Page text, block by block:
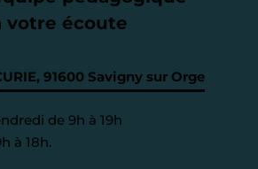
votre écoute
91600 Savigny sur Orge
de 9h à 19h
à 18h.